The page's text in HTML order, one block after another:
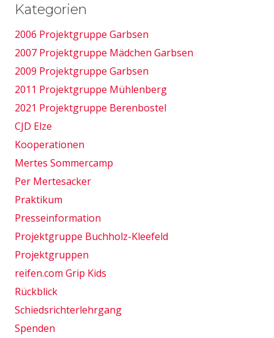
Kategorien
2006 Projektgruppe Garbsen
2007 Projektgruppe Mädchen Garbsen
2009 Projektgruppe Garbsen
2011 Projektgruppe Mühlenberg
2021 Projektgruppe Berenbostel
CJD Elze
Kooperationen
Mertes Sommercamp
Per Mertesacker
Praktikum
Presseinformation
Projektgruppe Buchholz-Kleefeld
Projektgruppen
reifen.com Grip Kids
Rückblick
Schiedsrichterlehrgang
Spenden